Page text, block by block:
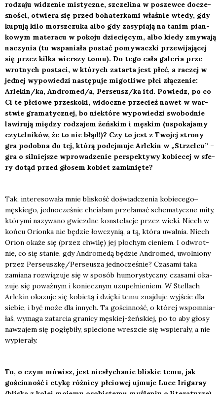
rodza­ju widze­nie mistycz­ne, szcze­li­na w poszew­ce docze­
sno­ści, otwie­ra się przed boha­ter­ka­mi wła­śnie wte­dy, gdy
kupu­ją kilo morsz­czu­ka albo gdy zasy­pia­ją na tanim pian­
ko­wym mate­ra­cu w poko­ju dzie­cię­cym, albo kie­dy zmy­wa­ją
naczy­nia (tu wspa­nia­ła postać pomy­wacz­ki prze­wi­ja­ją­cej
się przez kil­ka wier­szy tomu). Do tego cała gale­ria prze­
wrot­nych posta­ci, w któ­rych zatar­ta jest płeć, a raczej w
jed­nej wypo­wie­dzi nastę­pu­je migo­tli­we płci złą­cze­nie:
Arlekin/ka, Andromed/a, Perseusz/ka itd. Powiedz, po co
Ci te płcio­we prze­sko­ki, widocz­ne prze­cież nawet w war­
stwie gra­ma­tycz­nej, bo nie­któ­re wypo­wie­dzi swo­bod­nie
lawi­ru­ją mię­dzy rodza­jem żeń­skim i męskim (uspo­ka­ja­my
czy­tel­ni­ków, że to nie błąd!)? Czy to jest z Two­jej stro­ny
gra podob­na do tej, któ­rą podej­mu­je Arle­kin w „Strzel­cu” –
gra o sil­niej­sze wpro­wa­dze­nie per­spek­ty­wy kobie­cej w sfe­
ry dotąd przed gło­sem kobiet zamknię­te?
Tak, inte­re­so­wa­ła mnie bli­skość doświad­cze­nia kobiecego‒
męskiego, jed­no­cze­śnie chcia­łam prze­ła­mać sche­ma­tycz­ne mity,
któ­ry­mi nazy­wa­no gwiezd­ne kon­ste­la­cje przez wie­ki. Niech w
koń­cu Orion­ka nie będzie łow­czy­nią, a tą, któ­ra uwal­nia. Niech
Orion oka­że się (przez chwi­lę) jej pło­chym cie­niem. I odwrot­
nie, co się sta­nie, gdy Andro­me­dą będzie Andro­med, uwol­nio­ny
przez Perseuszkę/Perseusza jed­no­cze­śnie? Cza­sa­mi taka
zamia­na roz­wią­zu­je się w spo­sób humo­ry­stycz­ny, cza­sa­mi oka­
zu­je się poważ­nym i koniecz­nym uzu­peł­nie­niem. W Stel­lach
Arle­kin oka­zu­je się kobie­tą i dzię­ki temu znaj­du­je wyj­ście dla
sie­bie, i być może dla innych. Ta gościn­ność, o któ­rej wspo­mnia­
łaś, wyma­ga zatar­cia gra­ni­cy męskiej-żeń­skiej, po to aby gło­sy
nawza­jem się pogłę­bi­ły, sple­cio­ne wresz­cie się wspie­ra­ły, a nie
wypie­ra­ły.
To, o czym mówisz, jest nie­sły­cha­nie bli­skie temu, jak
gościn­ność i ety­kę róż­ni­cy płcio­wej ujmu­je Luce Iri­ga­ray